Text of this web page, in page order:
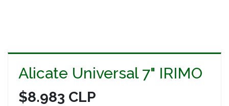
Alicate Universal 7" IRIMO
$8.983 CLP